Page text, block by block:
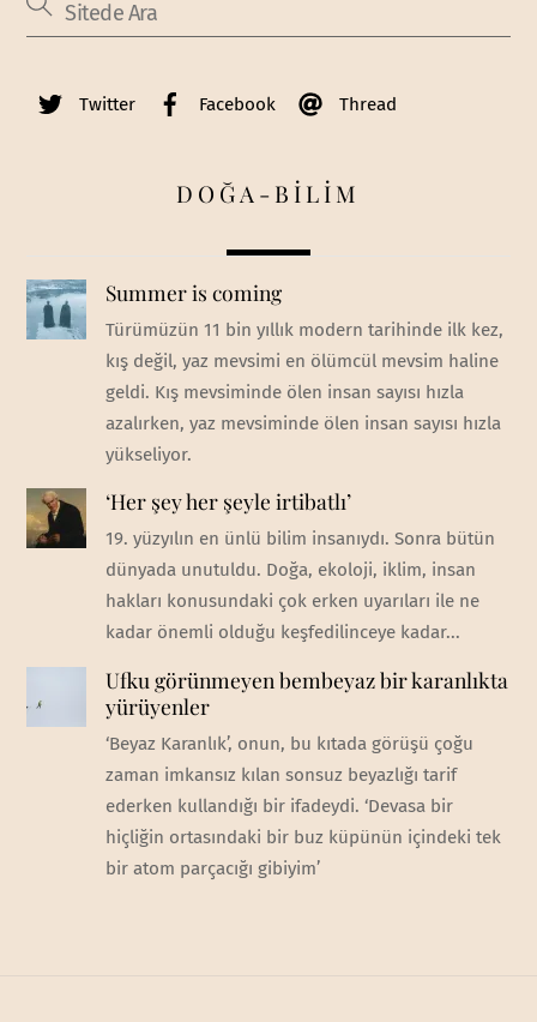
Twitter Facebook Thread
DOĞA-BİLİM
Summer is coming
Türümüzün 11 bin yıllık modern tarihinde ilk kez,
kış değil, yaz mevsimi en ölümcül mevsim haline
geldi. Kış mevsiminde ölen insan sayısı hızla
azalırken, yaz mevsiminde ölen insan sayısı hızla
yükseliyor.
‘Her şey her şeyle irtibatlı’
19. yüzyılın en ünlü bilim insanıydı. Sonra bütün
dünyada unutuldu. Doğa, ekoloji, iklim, insan
hakları konusundaki çok erken uyarıları ile ne
kadar önemli olduğu keşfedilinceye kadar...
Ufku görünmeyen bembeyaz bir karanlıkta
yürüyenler
‘Beyaz Karanlık’, onun, bu kıtada görüşü çoğu
zaman imkansız kılan sonsuz beyazlığı tarif
ederken kullandığı bir ifadeydi. ‘Devasa bir
hiçliğin ortasındaki bir buz küpünün içindeki tek
bir atom parçacığı gibiyim’